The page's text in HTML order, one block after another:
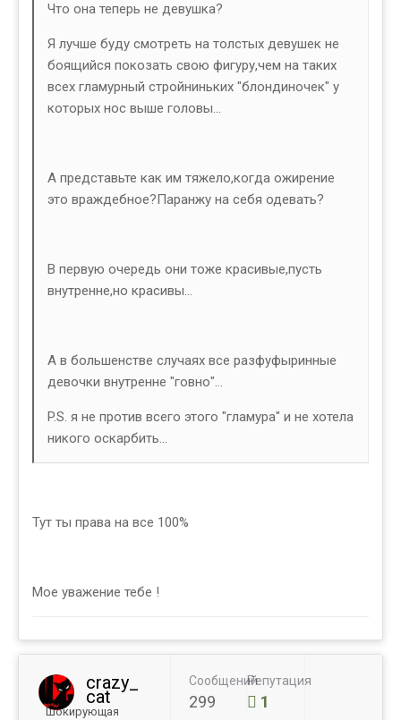
Что она теперь не девушка?
Я лучше буду смотреть на толстых девушек не
боящийся покозать свою фигуру,чем на таких
всех гламурный стройниньких "блондиночек" у
которых нос выше головы...
А представьте как им тяжело,когда ожирение
это враждебное?Паранжу на себя одевать?
В первую очередь они тоже красивые,пусть
внутренне,но красивы...
А в большенстве случаях все разфуфыринные
девочки внутренне "говно"...
P.S. я не против всего этого "гламура" и не хотела
никого оскарбить...
Тут ты права на все 100%
Мое уважение тебе !
crazy_
cat
Шокирующая
Сообщений
299
Репутация
1